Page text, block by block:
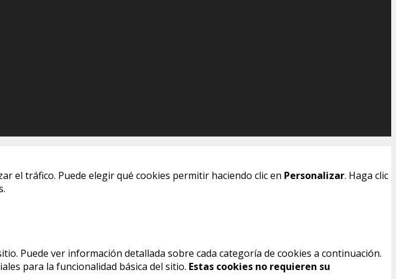
el tráfico. Puede elegir qué cookies permitir haciendo clic en Personalizar. Haga clic
Puede ver información detallada sobre cada categoría de cookies a continuación.
para la funcionalidad básica del sitio. Estas cookies no requieren su